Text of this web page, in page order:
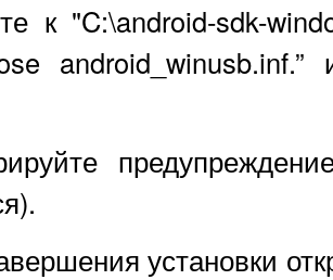
к "C:\android-sdk-
установки